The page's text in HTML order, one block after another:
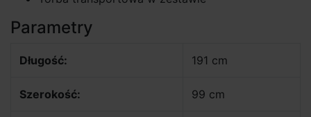
Parametry
Długość: 191 cm
Szerokość: 99 cm